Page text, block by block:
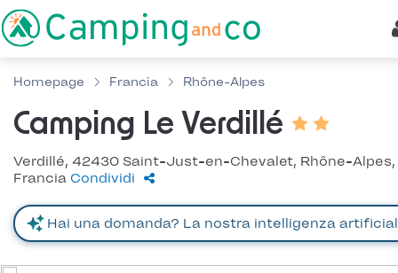
Homepage Francia Rhône-Alpes
Camping Le Verdillé
Verdillé, 42430 Saint-Just-en-Chevalet, Rhône-Alpes,
Francia Condividi